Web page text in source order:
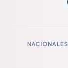
NACIONALES